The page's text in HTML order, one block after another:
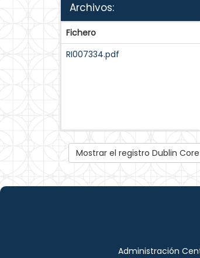
Archivos:
Fichero
RI007334.pdf
Mostrar el registro Dublin
Administración